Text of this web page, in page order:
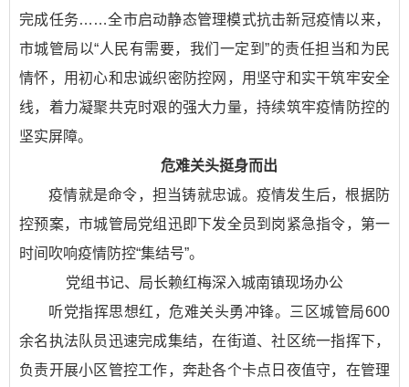
完成任务……全市启动静态管理模式抗击新冠疫情以来，
市城管局以“人民有需要，我们一定到”的责任担当和为民
情怀，用初心和忠诚织密防控网，用坚守和实干筑牢安全
线，着力凝聚共克时艰的强大力量，持续筑牢疫情防控的
坚实屏障。
危难关头挺身而出
疫情就是命令，担当铸就忠诚。疫情发生后，根据防
控预案，市城管局党组迅即下发全员到岗紧急指令，第一
时间吹响疫情防控“集结号”。
党组书记、局长赖红梅深入城南镇现场办公
听党指挥思想红，危难关头勇冲锋。三区城管局600
余名执法队员迅速完成集结，在街道、社区统一指挥下，
负责开展小区管控工作，奔赴各个卡点日夜值守，在管理